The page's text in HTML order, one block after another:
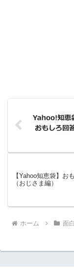
【Yahoo知恵袋】お
（おじさま編）
ホーム 面白